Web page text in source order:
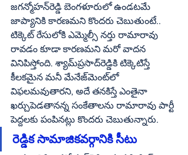
జగన్మోహన్‌రెడ్డి బెంగళూరులో ఉండటమే
జాప్యానికి కారణమని కొందరు చెబుతుంటే..
టిక్కెట్‌ రేసులోకి ఎమ్మెల్సీ నర్తు రామారావు
రావడం కూడా కారణమని మరో వాదన
వినిపిస్తోంది. శ్యామ్‌ప్రసాద్‌రెడ్డికి టిక్కెటిస్తే
కీలకమైన మనీ మేనేజ్‌మెంట్‌లో
విఫలమవుతారని, అదే తనకిస్తే ఎంతైనా
ఖర్చుపెడతానన్న సంకేతాలను రామారావు పార్టీ
పెద్దలకు పంపినట్లు కొందరు చెబుతున్నారు.
రెడ్డిక సామాజికవర్గానికి సీటు